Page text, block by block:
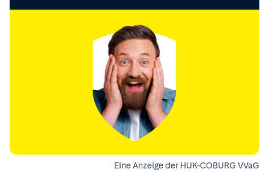
Eine Anzeige der HUK-COBURG VVaG